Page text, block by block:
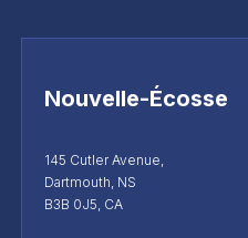
Nouvelle-Écosse
145 Cutler Avenue,
Dartmouth, NS
B3B 0J5, CA